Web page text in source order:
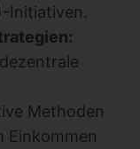
Initiativen.
Methoden
Einkommen